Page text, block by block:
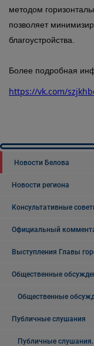
методом
позволяет
благоустройства.
Более подробная
https://vk.com/
Новости Белова
Новости региона
Консультативные
Официальный
Выступления Главы
Общественные
Общественные
Публичные слушания
Публичные